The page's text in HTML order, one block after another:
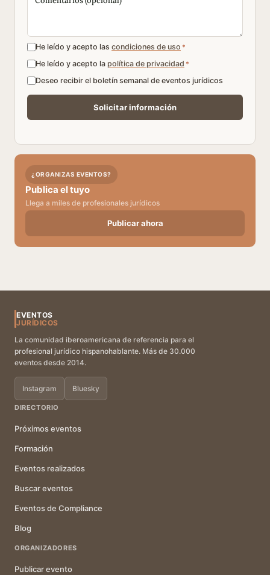
He leído y acepto las condiciones de uso *
He leído y acepto la política de privacidad *
Deseo recibir el boletín semanal de eventos jurídicos
¿ORGANIZAS EVENTOS?
Publica el tuyo
Llega a miles de profesionales jurídicos
Publicar ahora
EVENTOS
JURÍDICOS
La comunidad iberoamericana de referencia para el
profesional jurídico hispanohablante. Más de 30.000
eventos desde 2014.
Instagram Bluesky
DIRECTORIO
Próximos eventos
Formación
Eventos realizados
Buscar eventos
Eventos de Compliance
Blog
ORGANIZADORES
Publicar evento